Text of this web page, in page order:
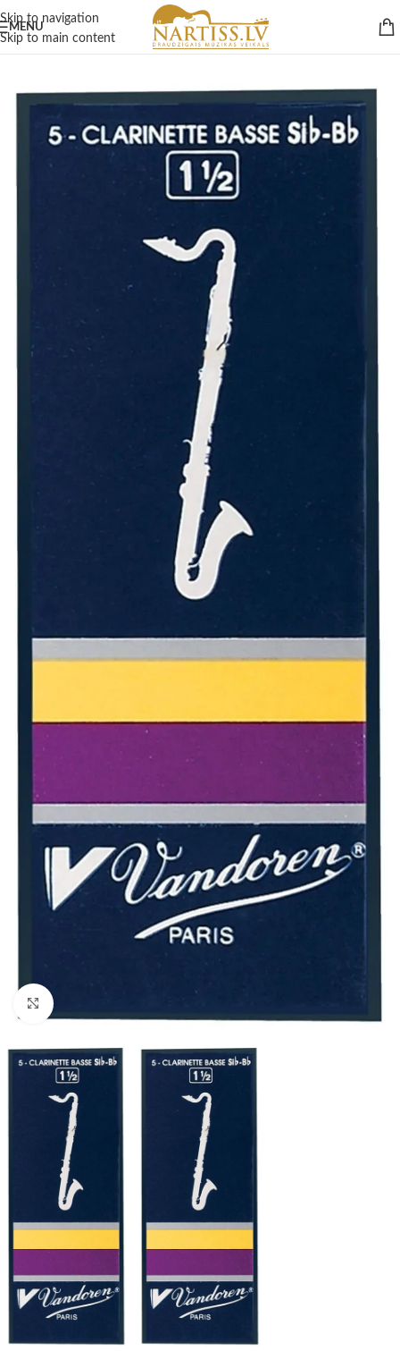
Skip to navigation
Skip to main content
MENU
Click to enlarge